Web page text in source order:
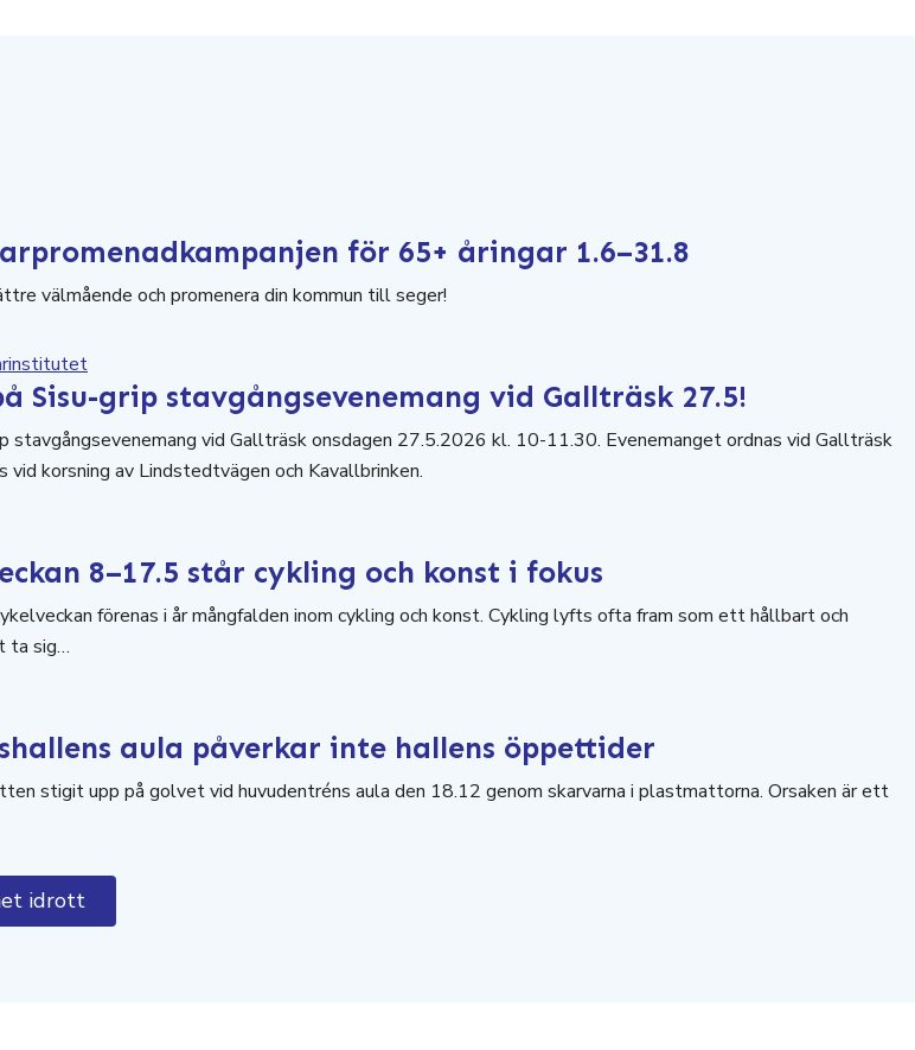
för 65+ åringar 1.6–31.8
välmående och promenera din kommun till seger!
Sisu-grip stavgångsevenemang vid Gallträsk 27.5!
stavgångsevenemang vid Gallträsk onsdagen 27.5.2026 kl. 10-11.30. Evenemanget ordnas vid Gallträsk
korsning av Lindstedtvägen och Kavallbrinken.
8–17.5 står cykling och konst i fokus
förenas i år mångfalden inom cykling och konst. Cykling lyfts ofta fram som ett hållbart och
ta sig…
aula påverkar inte hallens öppettider
stigit upp på golvet vid huvudentréns aula den 18.12 genom skarvarna i plastmattorna. Orsaken är ett
idrott